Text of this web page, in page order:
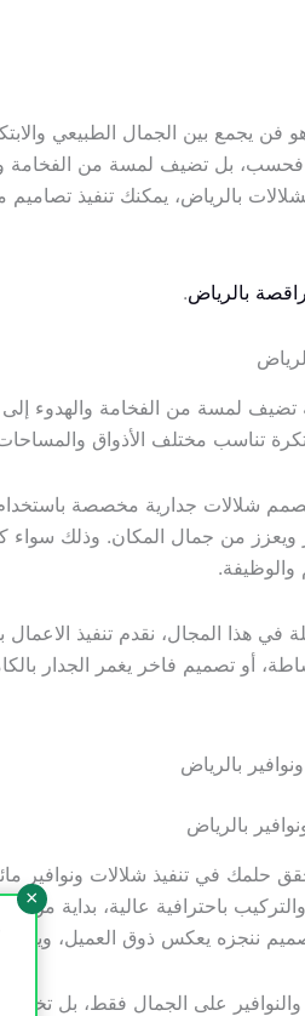
فن يجمع بين الجمال الطبيعي
بل تضيف لمسة من الفخامة
بالرياض، يمكنك تنفيذ
راقصة بالرياض.
لمسة من الفخامة والهدوء
تناسب مختلف الأذواق
شلالات جدارية مخصصة
ويعزز من جمال المكان. وذلك سواء
والوظيفة.
في هذا المجال، نقدم تنفيذ
أو تصميم فاخر يغمر الجدار
بالرياض
حلمك في تنفيذ شلالات ونوافير
باحترافية عالية، بداية من
ننجزه يعكس ذوق العميل، ويحول
على الجمال فقط، بل
×